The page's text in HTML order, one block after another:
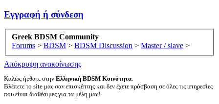
Εγγραφή ή σύνδεση
Greek BDSM Community
Forums > BDSM > BDSM Discussion > Master / slave >
Απόκρυψη ανακοίνωσης
Καλώς ήρθατε στην Ελληνική BDSM Κοινότητα.
Βλέπετε το site μας σαν επισκέπτης και δεν έχετε πρόσβαση σε όλες τις υπηρεσίες
που είναι διαθέσιμες για τα μέλη μας!